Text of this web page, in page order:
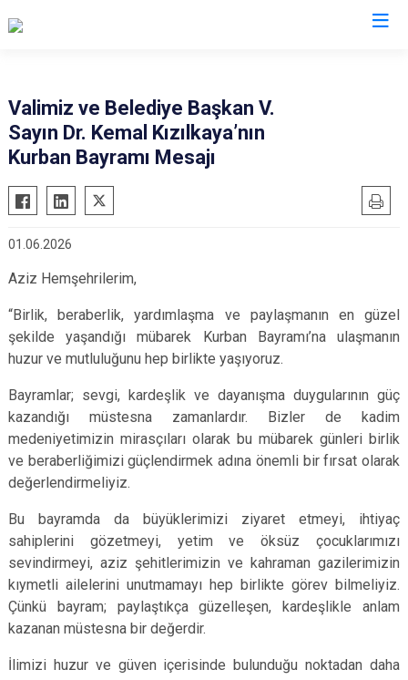
Valimiz ve Belediye Başkan V.
Sayın Dr. Kemal Kızılkaya’nın
Kurban Bayramı Mesajı
01.06.2026
Aziz Hemşehrilerim,
“Birlik, beraberlik, yardımlaşma ve paylaşmanın en güzel
şekilde yaşandığı mübarek Kurban Bayramı’na ulaşmanın
huzur ve mutluluğunu hep birlikte yaşıyoruz.
Bayramlar; sevgi, kardeşlik ve dayanışma duygularının güç
kazandığı müstesna zamanlardır. Bizler de kadim
medeniyetimizin mirasçıları olarak bu mübarek günleri birlik
ve beraberliğimizi güçlendirmek adına önemli bir fırsat olarak
değerlendirmeliyiz.
Bu bayramda da büyüklerimizi ziyaret etmeyi, ihtiyaç
sahiplerini gözetmeyi, yetim ve öksüz çocuklarımızı
sevindirmeyi, aziz şehitlerimizin ve kahraman gazilerimizin
kıymetli ailelerini unutmamayı hep birlikte görev bilmeliyiz.
Çünkü bayram; paylaştıkça güzelleşen, kardeşlikle anlam
kazanan müstesna bir değerdir.
İlimizi huzur ve güven içerisinde bulunduğu noktadan daha